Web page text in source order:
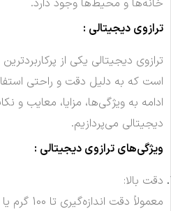
خانه‌ها و محیط‌ها وجود دارد.
ترازوی دیجیتالی :
ترازوی دیجیتالی یکی از پرکاربردترین
است که به دلیل دقت و راحتی
ادامه به ویژگی‌ها، مزایا، معایب و
دیجیتالی می‌پردازیم.
ویژگی‌های ترازوی دیجیتالی :
دقت بالا:
معمولاً دقت اندازه‌گیری تا 100 گرم یا حتی کمتر را ارائه می‌دهد.